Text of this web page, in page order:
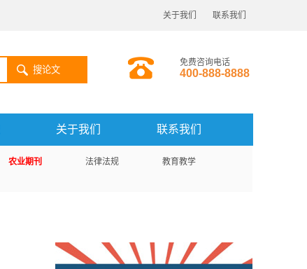
关于我们 联系我们
搜论文
免费咨询电话
400-888-8888
关于我们 联系我们
农业期刊 法律法规
教育教学